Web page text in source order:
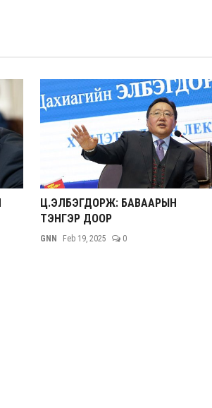
Ц.ЭЛБЭГДОРЖ: БАВААРЫН
ТЭНГЭР ДООР
GNN Feb 19, 2025 0